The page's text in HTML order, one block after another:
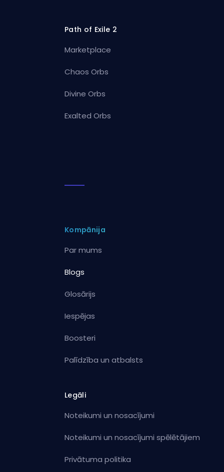
Path of Exile 2
Marketplace
Chaos Orbs
Divine Orbs
Exalted Orbs
Kompānija
Par mums
Blogs
Glosārijs
Iespējas
Boosteri
Palīdzība un atbalsts
Legāli
Noteikumi un nosacījumi
Noteikumi un nosacījumi spēlētājiem
Privātuma politika